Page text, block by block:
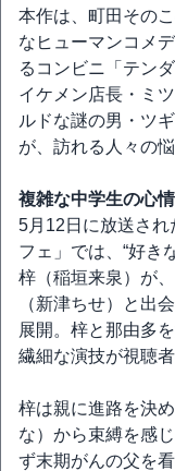
本作は、町田その
なヒューマンコメ
るコンビニ「テン
イケメン店長・ミ
ルドな謎の男・ツ
が、訪れる人々の
複雑な中学生の心
5月12日に放送さ
フェ」では、“好き
梓（稲垣来泉）が
（新津ちせ）と出
展開。梓と那由多
繊細な演技が視聴
梓は親に進路を決
な）から束縛を感
ず末期がんの父を